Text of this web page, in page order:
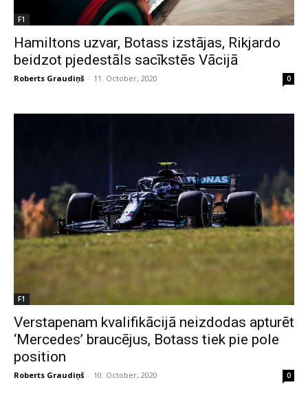
F1
Hamiltons uzvar, Botass izstājas, Rikjardo
beidzot pjedestāls sacīkstēs Vācijā
Roberts Graudiņš - 11. October, 2020 0
F1
Verstapenam kvalifikācijā neizdodas apturēt
‘Mercedes’ braucējus, Botass tiek pie pole
position
Roberts Graudiņš - 10. October, 2020 0